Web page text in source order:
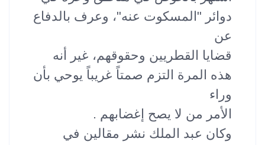
دوائر "المسكوت عنه"، وعرف بالدفاع
عن
قضايا القطريين وحقوقهم، غير أنه
هذه المرة التزم صمتاً غريباً يوحي بأن
وراء
الأمر من لا يصح إغضابهم .
وكان عبد الملك نشر مقالين في